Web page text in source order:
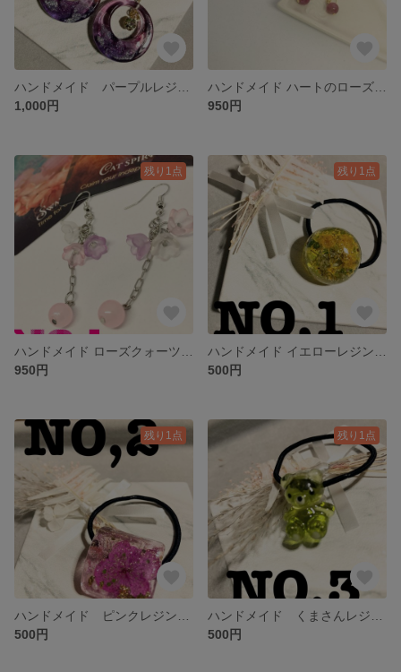
1,000円
950円
残り1点
950円
残り1点
500円
残り1点
500円
残り1点
500円